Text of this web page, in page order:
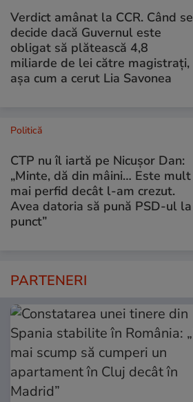
Verdict amânat la CCR. Când se
decide dacă Guvernul este
obligat să plătească 4,8
miliarde de lei către magistrați,
așa cum a cerut Lia Savonea
Politică
CTP nu îl iartă pe Nicușor Dan:
„Minte, dă din mâini… Este mult
mai perfid decât l-am crezut.
Avea datoria să pună PSD-ul la
punct”
PARTENERI